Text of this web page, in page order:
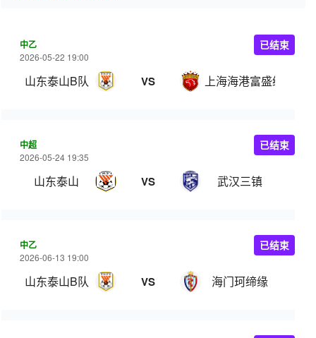
中乙
2026-05-22 19:00
山东泰山B队 VS 上海海港富盛经开
已结束
中超
2026-05-24 19:35
山东泰山 VS 武汉三镇
已结束
中乙
2026-06-13 19:00
山东泰山B队 VS 海门珂缔缘
已结束